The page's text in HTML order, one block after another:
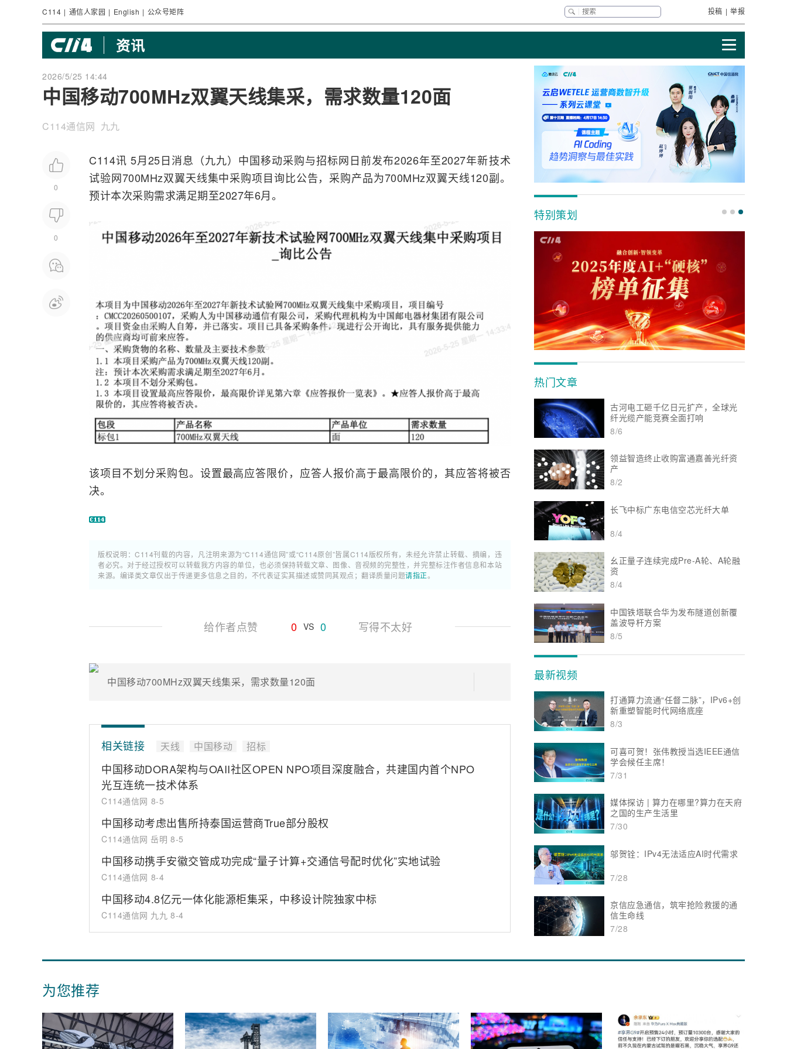
C114 | 通信人家园 | English | 公众号矩阵 投稿 | 举报
资讯
2026/5/25 14:44
中国移动700MHz双翼天线集采，需求数量120面
C114通信网 九九
0
0
C114讯 5月25日消息（九九） 中国移动采购与招标网日前发布2026年至2027年新技术
试验网700MHz双翼天线集中采购项目询比公告，采购产品为700MHz双翼天线120副。
预计本次采购需求满足期至2027年6月。
该项目不划分采购包。设置最高应答限价，应答人报价高于最高限价的，其应答将被否
决。
版权说明：C114刊载的内容，凡注明来源为“C114通信网”或“C114原创”皆属C114版权所有，未经允许禁止转载、摘编，违
者必究。对于经过授权可以转载我方内容的单位，也必须保持转载文章、图像、音视频的完整性，并完整标注作者信息和本站
来源。编译类文章仅出于传递更多信息之目的，不代表证实其描述或赞同其观点；翻译质量问题请指正。
给作者点赞 0 VS 0 写得不太好
中国移动700MHz双翼天线集采，需求数量120面
相关链接 天线 中国移动 招标
中国移动DORA架构与OAII社区OPEN NPO项目深度融合，共建国内首个NPO
光互连统一技术体系
C114通信网 8-5
中国移动考虑出售所持泰国运营商True部分股权
C114通信网 岳明 8-5
中国移动携手安徽交管成功完成“量子计算+交通信号配时优化”实地试验
C114通信网 8-4
中国移动4.8亿元一体化能源柜集采，中移设计院独家中标
C114通信网 九九 8-4
特别策划
热门文章
古河电工砸千亿日元扩产，全球光
纤光缆产能竞赛全面打响
8/6
领益智造终止收购富通嘉善光纤资
产
8/2
长飞中标广东电信空芯光纤大单
8/4
幺正量子连续完成Pre-A轮、A轮融
资
8/4
中国铁塔联合华为发布隧道创新覆
盖波导杆方案
8/5
最新视频
打通算力流通“任督二脉”，IPv6+创
新重塑智能时代网络底座
8/3
可喜可贺！张伟教授当选IEEE通信
学会候任主席！
7/31
媒体探访 | 算力在哪里?算力在天府
之国的生产生活里
7/30
邬贺铨：IPv4无法适应AI时代需求
7/28
京信应急通信，筑牢抢险救援的通
信生命线
7/28
为您推荐